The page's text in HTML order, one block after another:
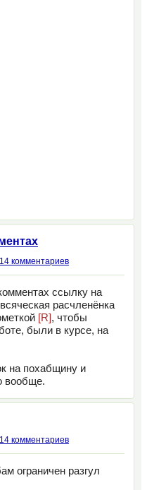
14 комментариев
ссылку на
расчленёнка
[R], чтобы
были в курсе, на
на похабщину и
вообще.
14 комментариев
ограничен разгул